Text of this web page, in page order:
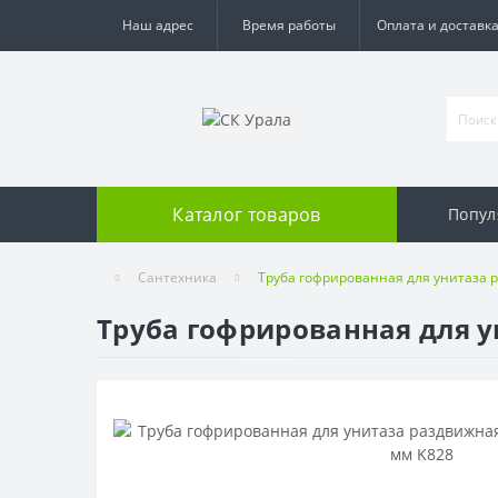
Наш адрес Время работы Оплата и доставка
Каталог товаров
Сантехника Труба гофрированная для
Труба гофрированная для